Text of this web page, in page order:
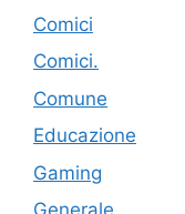
Comici
Comici.
Comune
Educazione
Gaming